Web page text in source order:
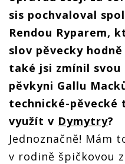
sis pochvaloval
Rendou Ryparem,
slov pěvecky
také jsi zmínil
pěvkyni Gallu
technické-
využít v Dymytry?
Jednoznačně! Mám
v rodině špičkovou